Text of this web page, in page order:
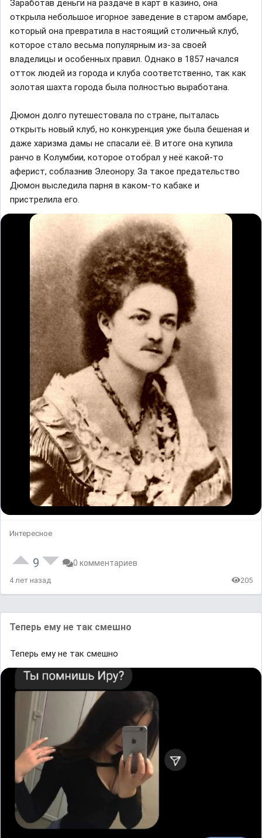
Заработав деньги на раздаче в карт в казино, она
открыла небольшое игорное заведение в старом амбаре,
который она превратила в настоящий столичный клуб,
которое стало весьма популярным из-за своей
владелицы и особенных правил. Однако в 1857 начался
отток людей из города и клуба соответственно, так как
золотая шахта города была полностью выработана.⠀⁣
Дюмон долго путешестовала по стране, пыталась
открыть новый клуб, но конкуренция уже была бешеная и
даже харизма дамы не спасали её. В итоге она купила
ранчо в Колумбии, которое отобрал у неё какой-то
аферист, соблазнив Элеонору. За такое предательство
Дюмон выследила парня в каком-то кабаке и
пристрелила его.
Интересное
9 0 комментариев
4 лет назад 205
Теперь ему не так смешно
Теперь ему не так смешно